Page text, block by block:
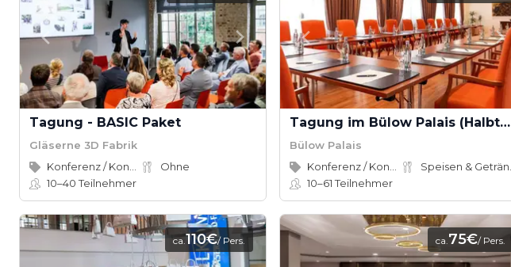
Tagung - BASIC Paket
Gläserne 3D Fabrik
Ohne
10–40Teilnehmer
Tagung im Bülow Palais (Halbtags)
Bülow Palais
10–61Teilnehmer
ca.110€/ Pers. ca.75€/ Pers.